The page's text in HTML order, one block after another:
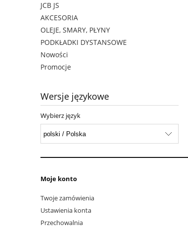
JCB JS
AKCESORIA
OLEJE, SMARY, PŁYNY
PODKŁADKI DYSTANSOWE
Nowości
Promocje
Wersje językowe
Wybierz język
Moje konto
Twoje zamówienia
Ustawienia konta
Przechowalnia